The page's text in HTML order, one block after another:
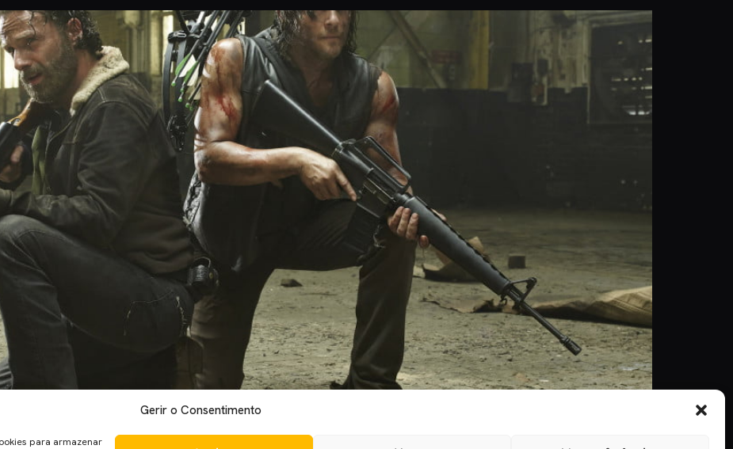
Gerir o Consentimento
para armazenar
vão ser revelados, muitos conflitos e claro muito sangue, os fãs agora com este vídeo divulgado pela […]